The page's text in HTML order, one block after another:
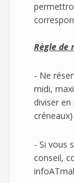
Règle de
- Ne
midi,
diviser
créneaux)
- Si vous
conseil,